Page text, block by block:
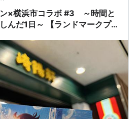
×横浜市コラボ #3 ～時間と
んだ1日～ 【ランドマークプ